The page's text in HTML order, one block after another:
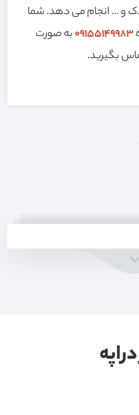
و ... انجام می دهد. شما
09155149983به صورت
بگیرید.